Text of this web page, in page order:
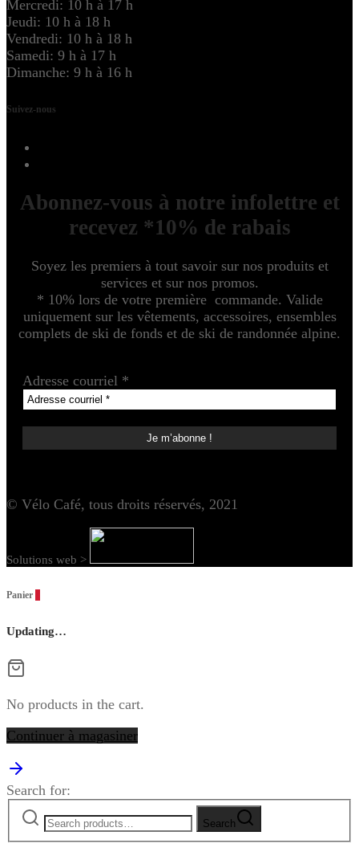
Mercredi: 10 h à 17 h
Jeudi: 10 h à 18 h
Vendredi: 10 h à 18 h
Samedi: 9 h à 17 h
Dimanche: 9 h à 16 h
Suivez-nous
Abonnez-vous à notre infolettre et
recevez *10% de rabais
Soyez les premiers à tout savoir sur nos produits et
services et sur nos promos.
* 10% lors de votre première commande. Valide
uniquement sur les vêtements, accessoires, ensembles
complets de ski de fonds et de ski de randonnée alpine.
Adresse courriel *
© Vélo Café, tous droits réservés, 2021
Solutions web >
Panier
Updating…
No products in the cart.
Continuer à magasiner
Search for:
Search